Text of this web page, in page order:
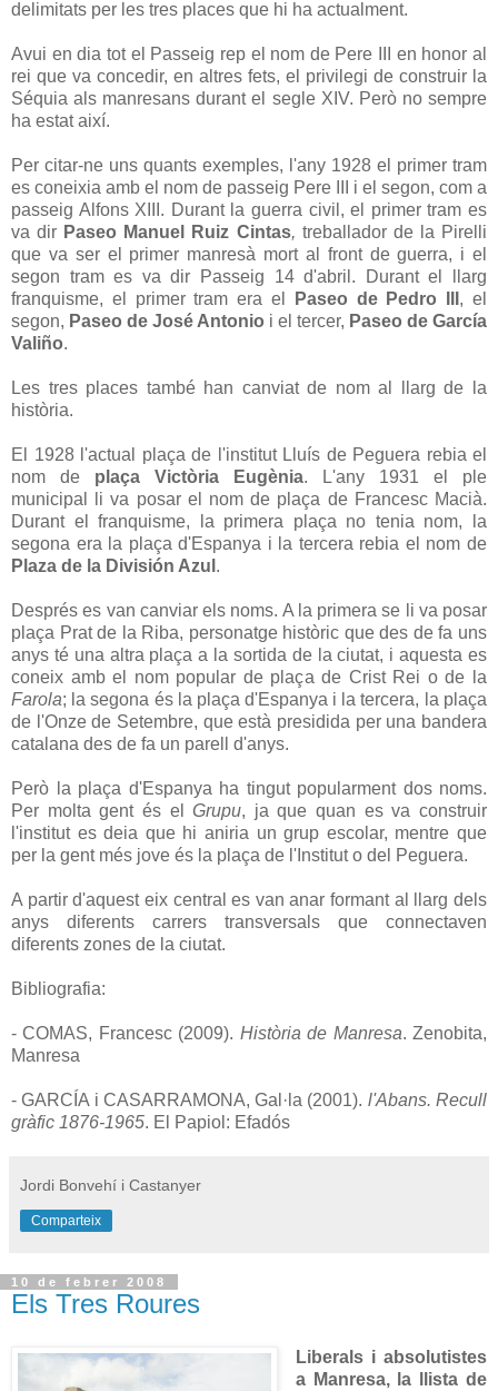
delimitats per les tres places que hi ha actualment.
Avui en dia tot el Passeig rep el nom de Pere III en honor al
rei que va concedir, en altres fets, el privilegi de construir la
Séquia als manresans durant el segle XIV. Però no sempre
ha estat així.
Per citar-ne uns quants exemples, l'any 1928 el primer tram
es coneixia amb el nom de passeig Pere III i el segon, com a
passeig Alfons XIII. Durant la guerra civil, el primer tram es
va dir Paseo Manuel Ruiz Cintas, treballador de la Pirelli
que va ser el primer manresà mort al front de guerra, i el
segon tram es va dir Passeig 14 d'abril. Durant el llarg
franquisme, el primer tram era el
Paseo de Pedro III , el
segon, Paseo de José Antonio i el tercer, Paseo de García
Valiño.
Les tres places també han canviat de nom al llarg de la
història.
El 1928 l'actual plaça de l'institut Lluís de Peguera rebia el
nom de plaça Victòria Eugènia. L'any 1931 el ple
municipal li va posar el nom de plaça de Francesc Macià.
Durant el franquisme, la primera plaça no tenia nom, la
segona era la plaça d'Espanya i la tercera rebia el nom de
Plaza de la División Azul .
Després es van canviar els noms. A la primera se li va posar
plaça Prat de la Riba, personatge històric que des de fa uns
anys té una altra plaça a la sortida de la ciutat, i aquesta es
coneix amb el nom popular de plaça de Crist Rei o de la
Farola; la segona és la plaça d'Espanya i la tercera, la plaça
de l'Onze de Setembre, que està presidida per una bandera
catalana des de fa un parell d'anys.
Però la plaça d'Espanya ha tingut popularment dos noms.
Per molta gent és elGrupu, ja que quan es va construir
l'institut es deia que hi aniria un grup escolar, mentre que
per la gent més jove és la plaça de l'Institut o del Peguera.
A partir d'aquest eix central es van anar formant al llarg dels
anys diferents carrers transversals que connectaven
diferents zones de la ciutat.
Bibliografia:
- COMAS, Francesc (2009). Història de Manresa. Zenobita,
Manresa
- GARCÍA i CASARRAMONA, Gal·la (2001). l'Abans. Recull
gràfic 1876-1965. El Papiol: Efadós
Jordi Bonvehí i Castanyer
Comparteix
10 de febrer 2008
Els Tres Roures
Liberals i absolutistes
a Manresa, la llista de